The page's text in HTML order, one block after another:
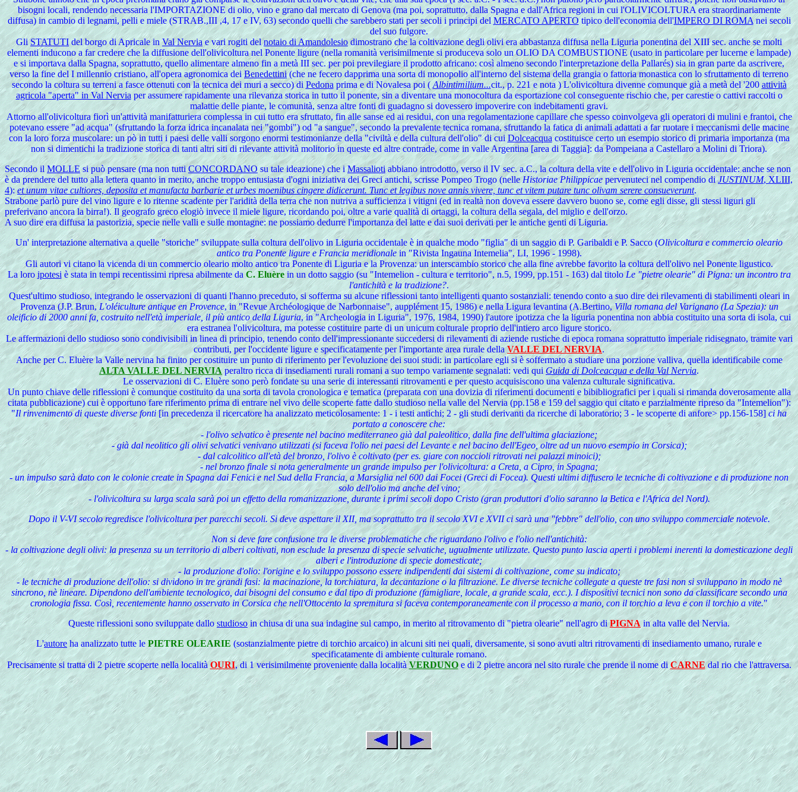
bisogni locali, rendendo necessaria l'IMPORTAZIONE di olio, vino e grano dal mercato di Genova (ma poi, soprattutto, dalla Spagna e dall'Africa regioni in cui l'OLIVICOLTURA era straordinariamente
diffusa) in cambio di legnami, pelli e miele (STRAB.,III ,4, 17 e IV, 63) secondo quelli che sarebbero stati per secoli i principi del MERCATO APERTOtipico dell'economia dell'IMPERO DI ROMAnei secoli
del suo fulgore.
GliSTATUTI del borgo di Apricale inVal Nerviae vari rogiti delnotaio di Amandolesiodimostrano che la coltivazione degli olivi era abbastanza diffusa nella Liguria ponentina del XIII sec. anche se molti
elementi inducono a far credere che la diffusione dell'olivicoltura nel Ponente ligure (nella romanità verisimilmente si produceva solo un OLIO DA COMBUSTIONE (usato in particolare per lucerne e lampade)
e si importava dalla Spagna, soprattutto, quello alimentare almeno fin a metà III sec. per poi previlegiare il prodotto africano: così almeno secondo l'interpretazione della Pallarés) sia in gran parte da ascrivere,
verso la fine del I millennio cristiano, all'opera agronomica deiBenedettini(che ne fecero dapprima una sorta di monopolio all'interno del sistema della grangia o fattoria monastica con lo sfruttamento di terreno
secondo la coltura su terreni a fasce ottenuti con la tecnica dei muri a secco) di Pedonaprima e di Novalesa poi ( Albintimilium...cit., p. 221 e nota )L'olivicoltura divenne comunque già a metà del '200 attività
agricola "aperta" in Val Nervia per assumere rapidamente una rilevanza storica in tutto il ponente, sin a diventare una monocoltura da esportazione col conseguente rischio che, per carestie o cattivi raccolti o
malattie delle piante, le comunità, senza altre fonti di guadagno si dovessero impoverire con indebitamenti gravi.
Attornoall'olivicoltura fiorì un'attività manifatturiera complessa in cui tutto era sfruttato, fin alle sanse ed ai residui, con una regolamentazione capillare che spesso coinvolgeva gli operatori di mulini e frantoi, che
potevano essere "ad acqua" (sfruttando la forza idrica incanalata nei "gombi") od "a sangue", secondo la prevalente tecnica romana, sfruttando la fatica di animali adattati a far ruotare i meccanismi delle macine
con la loro forza muscolare: un pò in tutti i paesi delle valli sorgono enormi testimonianze della "civiltà e della cultura dell'olio" di cuiDolceacquacostituisce certo un esempio storico di primaria importanza (ma
non si dimentichi la tradizione storica di tanti altri siti di rilevante attività molitorio in queste ed altre contrade, come in valle Argentina [area di Taggia]: da Pompeiana a Castellaro a Molini di Triora).
Secondo ilMOLLEsi può pensare (ma non tuttiCONCORDANOsu tale ideazione) che iMassaliotiabbiano introdotto, verso il IV sec. a.C., la coltura della vite e dell'olivo in Liguria occidentale: anche se non
è da prendere del tutto alla lettera quanto in merito, anche troppo entusiasta d'ogni iniziativa dei Greci antichi, scrisse Pompeo Trogo (nelleHistoriae Philippicaepervenuteci nel compendio diJUSTINUM, XLIII,
4): et unum vitae cultiores, deposita et manufacta barbarie et urbes moenibus cingere didicerunt. Tunc et legibus nove annis vivere, tunc et vitem putare tunc olivam serere consueverunt.
Strabone parlò pure del vino ligure e lo ritenne scadente per l'aridità della terra che non nutriva a sufficienza i vitigni (ed in realtà non doveva essere davvero buono se, come egli disse, gli stessi liguri gli
preferivano ancora la birra!). Il geografo greco elogiò invece il miele ligure, ricordando poi, oltre a varie qualità di ortaggi, la coltura della segala, del miglio e dell'orzo.
A suo dire era diffusa la pastorizia, specie nelle valli e sulle montagne: ne possiamo dedurre l'importanza del latte e dai suoi derivati per le antiche genti di Liguria.
Un' interpretazione alternativa a quelle "storiche" sviluppate sulla coltura dell'olivo in Liguria occidentale è in qualche modo "figlia" di un saggio di P. Garibaldi e P. Sacco (Olivicoltura e commercio oleario
antico tra Ponente ligure e Francia meridionalein "Rivista Ingauna Intemelia", LI, 1996 - 1998).
Gli autori vi citano la vicenda di un commercio oleario molto antico tra Ponente di Liguria e la Provenza: un interscambio storico che alla fine avrebbe favorito la coltura dell'olivo nel Ponente ligustico.
Laloro ipotesiè stata in tempi recentissimi ripresa abilmente da C. Eluèrein un dotto saggio (su "Intemelion - cultura e territorio", n.5, 1999, pp.151 - 163) dal titoloLe "pietre olearie" di Pigna: un incontro tra
l'antichità e la tradizione?.
Quest'ultimo studioso, integrando le osservazioni di quanti l'hanno preceduto, si sofferma su alcune riflessioni tanto intelligenti quanto sostanziali: tenendo conto a suo dire dei rilevamenti di stabilimenti oleari in
Provenza (J.P. Brun, L'oléiculture antique en Provence, in "Revue Archéologique de Narbonnaise", aupplément 15, 1986) e nella Ligura levantina (A.Bertino,Villa romana del Varignano (La Spezia): un
oleificio di 2000 anni fa, costruito nell'età imperiale, il più antico della Liguria, in "Archeologia in Liguria", 1976, 1984, 1990) l'autore ipotizza che la liguria ponentina non abbia costituito una sorta di isola, cui
era estranea l'olivicoltura, ma potesse costituire parte di un unicum colturale proprio dell'intiero arco ligure storico.
Le affermazioni dello studioso sono condivisibili in linea di principio, tenendo conto dell'impressionante succedersi di rilevamenti di aziende rustiche di epoca romana soprattutto imperiale ridisegnato, tramite vari
contributi, per l'occidente ligure e specificatamente per l'importante area rurale dellaVALLE DEL NERVIA.
Anche per C. Eluère la Valle nervina ha finito per costituire un punto di riferimento per l'evoluzione dei suoi studi: in particolare egli si è soffermato a studiare una porzione valliva, quella identificabile come
ALTA VALLE DEL NERVIAperaltro ricca di insediamenti rurali romani a suo tempo variamente segnalati: vedi qui Guida di Dolceacqua e della Val Nervia.
Le osservazioni di C. Eluère sono però fondate su una serie di interessanti ritrovamenti e per questo acquisiscono una valenza culturale significativa.
Un punto chiave delle riflessioni è comunque costituito da una sorta di tavola cronologica e tematica (preparata con una dovizia di riferimenti documenti e bibibliografici per i quali si rimanda doverosamente alla
citata pubblicazione) cui è opportuno fare riferimento prima di entrare nel vivo delle scoperte fatte dallo studioso nella valle del Nervia (pp.158 e 159 del saggio qui citato e parzialmente ripreso da "Intemelion"):
"Il rinvenimento di queste diverse fonti[in precedenza il ricercatore ha analizzato meticolosamente: 1 - i testi antichi; 2 - gli studi derivanti da ricerche di laboratorio; 3 - le scoperte di anfore> pp.156-158]ci ha
portato a conoscere che:
- l'olivo selvatico è presente nel bacino mediterraneo già dal paleolitico, dalla fine dell'ultima glaciazione;
- già dal neolitico gli olivi selvatici venivano utilizzati (si faceva l'olio nei paesi del Levante e nel bacino dell'Egeo, oltre ad un nuovo esempio in Corsica);
- dal calcolitico all'età del bronzo, l'olivo è coltivato (per es. giare con noccioli ritrovati nei palazzi minoici);
- nel bronzo finale si nota generalmente un grande impulso per l'olivicoltura: a Creta, a Cipro, in Spagna;
- un impulso sarà dato con le colonie create in Spagna dai Fenici e nel Sud della Francia, a Marsiglia nel 600 dai Focei (Greci di Focea). Questi ultimi diffusero le tecniche di coltivazione e di produzione non
solo dell'olio ma anche del vino;
- l'olivicoltura su larga scala sarà poi un effetto della romanizzazione, durante i primi secoli dopo Cristo (gran produttori d'olio saranno la Betica e l'Africa del Nord).
Dopo il V-VI secolo regredisce l'olivicoltura per parecchi secoli. Si deve aspettare il XII, ma soprattutto tra il secolo XVI e XVII ci sarà una "febbre" dell'olio, con uno sviluppo commerciale notevole.
Non si deve fare confusione tra le diverse problematiche che riguardano l'olivo e l'olio nell'antichità:
- la coltivazione degli olivi: la presenza su un territorio di alberi coltivati, non esclude la presenza di specie selvatiche, ugualmente utilizzate. Questo punto lascia aperti i problemi inerenti la domesticazione degli
alberi e l'introduzione di specie domesticate;
- la produzione d'olio: l'origine e lo sviluppo possono essere indipendenti dai sistemi di coltivazione, come su indicato;
- le tecniche di produzione dell'olio: si dividono in tre grandi fasi: la macinazione, la torchiatura, la decantazione o la filtrazione. Le diverse tecniche collegate a queste tre fasi non si sviluppano in modo nè
sincrono, nè lineare. Dipendono dell'ambiente tecnologico, dai bisogni del consumo e dal tipo di produzione (famigliare, locale, a grande scala, ecc.). I dispositivi tecnici non sono da classificare secondo una
cronologia fissa. Così, recentemente hanno osservato in Corsica che nell'Ottocento la spremitura si faceva contemporaneamente con il processo a mano, con il torchio a leva e con il torchio a vite."
Questeriflessioni sono sviluppate dallostudiosoin chiusa di una sua indagine sul campo, in merito al ritrovamento di "pietra olearie" nell'agro diPIGNA in alta valle del Nervia.
L'autoreha analizzato tutte lePIETRE OLEARIE (sostanzialmente pietre di torchio arcaico) in alcuni siti nei quali, diversamente, si sono avuti altri ritrovamenti di insediamento umano, rurale e
specificatamente di ambiente culturale romano.
Precisamente si tratta di 2 pietre scoperte nella localitàOURI, di 1 verisimilmente proveniente dalla localitàVERDUNOe di 2 pietre ancora nel sito rurale che prende il nome di CARNEdal rio che l'attraversa.